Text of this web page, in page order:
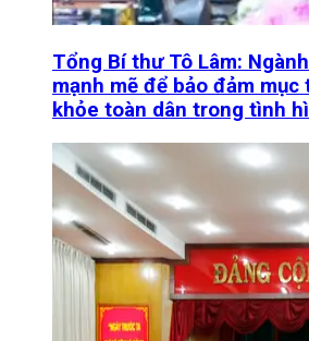
Tổng Bí thư Tô Lâm:
mạnh mẽ để bảo đảm
khỏe toàn dân trong tình